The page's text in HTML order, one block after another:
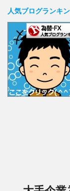
人気ブログランキ